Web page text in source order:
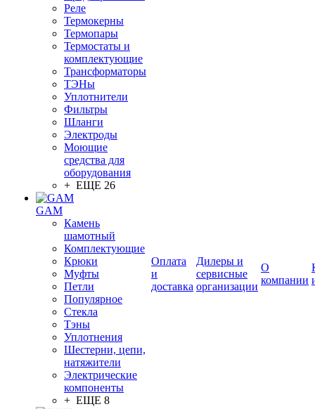
Реле
Термокерны
Термопары
Термостаты и
комплектующие
Трансформаторы
ТЭНы
Уплотнители
Фильтры
Шланги
Электроды
Моющие
средства для
оборудования
+ ЕЩЕ 26
GAM
Камень
шамотный
Комплектующие
Крюки
Муфты
Петли
Популярное
Стекла
Тэны
Уплотнения
Шестерни, цепи,
натяжители
Электрические
компоненты
+ ЕЩЕ 8
Оплата
и
доставка
Дилеры и
сервисные
организации
О
компании